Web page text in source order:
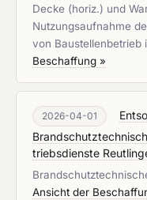
Decke (horiz.) und
Nutzungsaufnahme
von Baustellenbetrieb
Beschaffung »
2026-04-01
triebs­diens­te
Ansicht der